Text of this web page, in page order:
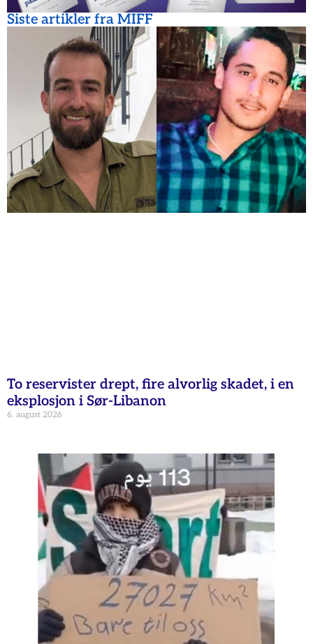
Siste artikler fra MIFF
To reservister drept, fire alvorlig skadet, i en
eksplosjon i Sør-Libanon
6. august 2026